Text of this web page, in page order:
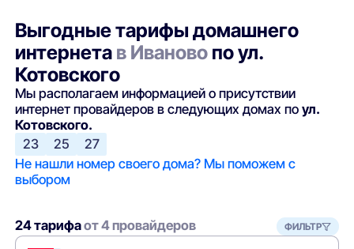
Выгодные тарифы домашнего
интернета в Иваново по ул.
Котовского
Мы располагаем информацией о присутствии
интернет провайдеров в следующих домах поул.
Котовского.
23
25
27
Не нашли номер своего дома? Мы поможем с
выбором
24 тарифаот 4 провайдеров ФИЛЬТР